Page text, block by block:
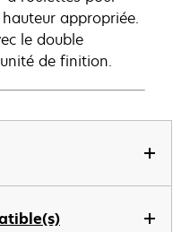
appropriée.
le double
de finition.